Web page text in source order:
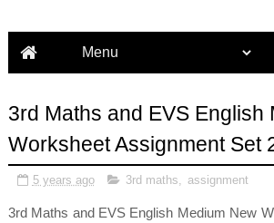
3rd Maths and EVS English
Worksheet Assignment Set
5 years ago 3rd maths assignment
3rd Maths and EVS English Medium New